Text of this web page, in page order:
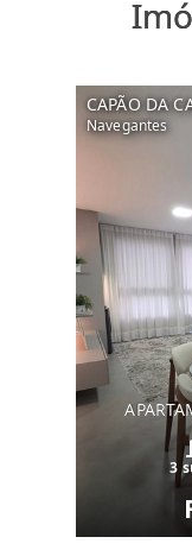
CAPÃO DA
Navegantes
3